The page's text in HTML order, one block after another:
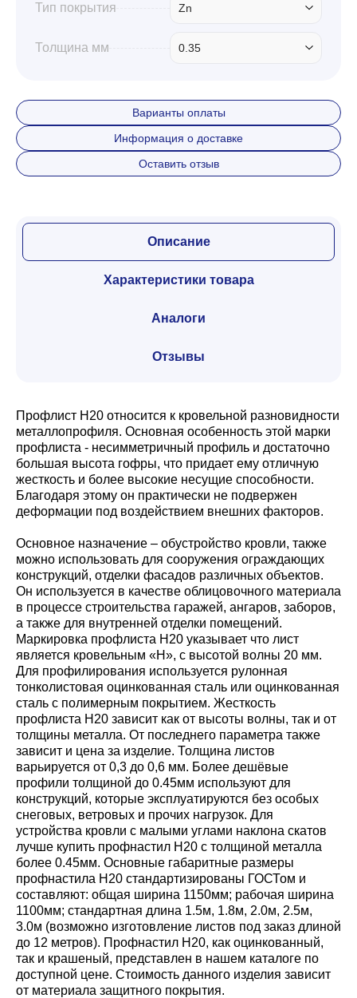
Дача и сад
Тип покрытия Zn
Толщина мм 0.35
Варианты оплаты
Информация о доставке
Оставить отзыв
Описание
Характеристики товара
Аналоги
Отзывы
Профлист Н20 относится к кровельной разновидности
металлопрофиля. Основная особенность этой марки
профлиста - несимметричный профиль и достаточно
большая высота гофры, что придает ему отличную
жесткость и более высокие несущие способности.
Благодаря этому он практически не подвержен
деформации под воздействием внешних факторов.
Основное назначение – обустройство кровли, также
можно использовать для сооружения ограждающих
конструкций, отделки фасадов различных объектов.
Он используется в качестве облицовочного материала
в процессе строительства гаражей, ангаров, заборов,
а также для внутренней отделки помещений.
Маркировка профлиста Н20 указывает что лист
является кровельным «Н», с высотой волны 20 мм.
Для профилирования используется рулонная
тонколистовая оцинкованная сталь или оцинкованная
сталь с полимерным покрытием. Жесткость
профлиста Н20 зависит как от высоты волны, так и от
толщины металла. От последнего параметра также
зависит и цена за изделие. Толщина листов
варьируется от 0,3 до 0,6 мм. Более дешёвые
профили толщиной до 0.45мм используют для
конструкций, которые эксплуатируются без особых
снеговых, ветровых и прочих нагрузок. Для
устройства кровли с малыми углами наклона скатов
лучше купить профнастил Н20 с толщиной металла
более 0.45мм. Основные габаритные размеры
профнастила Н20 стандартизированы ГОСТом и
составляют: общая ширина 1150мм; рабочая ширина
1100мм; стандартная длина 1.5м, 1.8м, 2.0м, 2.5м,
3.0м (возможно изготовление листов под заказ длиной
до 12 метров). Профнастил Н20, как оцинкованный,
так и крашеный, представлен в нашем каталоге по
доступной цене. Стоимость данного изделия зависит
от материала защитного покрытия.